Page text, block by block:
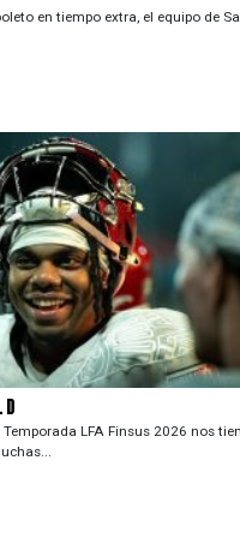
en tiempo extra, el equipo de
LFA Finsus 2026 nos